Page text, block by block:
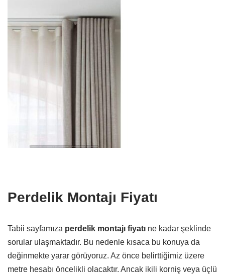
Perdelik Montajı Fiyatı
Tabii sayfamıza perdelik montajı fiyatı ne kadar şeklinde
sorular ulaşmaktadır. Bu nedenle kısaca bu konuya da
değinmekte yarar görüyoruz. Az önce belirttiğimiz üzere
metre hesabı öncelikli olacaktır. Ancak ikili korniş veya üçlü